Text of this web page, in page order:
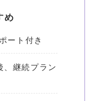
め
ート付き
継続プラン